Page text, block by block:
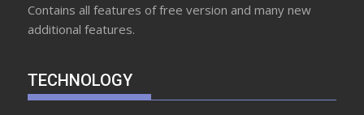
Contains all features of free version and many new
additional features.
TECHNOLOGY